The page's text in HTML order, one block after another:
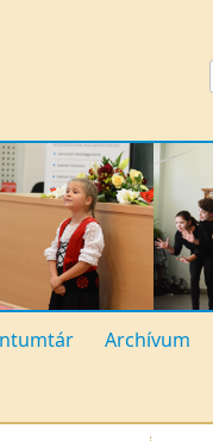
Archívum